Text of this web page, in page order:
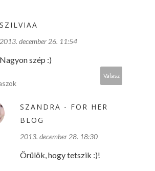
SZILVIAA
2013. december 26. 11:54
Nagyon szép :)
Válasz
SZANDRA - FOR HER
BLOG
2013. december 28. 18:30
Örülök, hogy tetszik :)!